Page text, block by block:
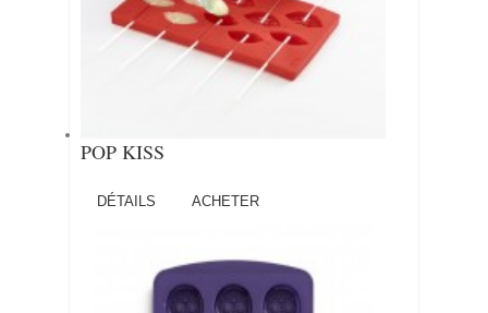
POP KISS
DÉTAILS ACHETER